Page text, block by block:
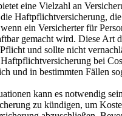
eine Vielzahl an
Haftpflichtversicherung,
ein Versicherter für
gemacht wird. Diese Art
und sollte nicht
bei
und in bestimmten Fällen
kann es notwendig
zu kündigen, um